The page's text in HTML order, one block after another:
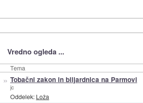
Vredno ogleda ...
Tema
» Tobačni zakon in biljardnica na Parmovi
jc
Oddelek: Loža